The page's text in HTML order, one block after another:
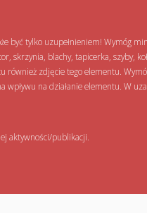
być tylko uzupełnieniem! Wymóg
blachy, tapicerka, szyby,
również zdjęcie tego elementu.
na działanie elementu. W
aktywności/publikacji.